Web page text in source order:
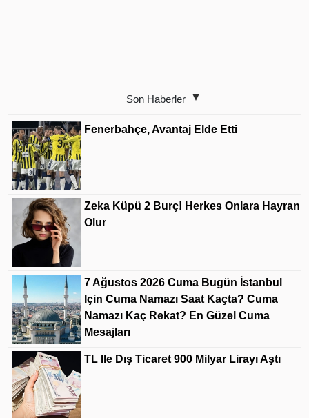
Son Haberler
Fenerbahçe, Avantaj Elde Etti
Zeka Küpü 2 Burç! Herkes Onlara Hayran
Olur
7 Ağustos 2026 Cuma Bugün İstanbul
Için Cuma Namazı Saat Kaçta? Cuma
Namazı Kaç Rekat? En Güzel Cuma
Mesajları
TL Ile Dış Ticaret 900 Milyar Lirayı Aştı